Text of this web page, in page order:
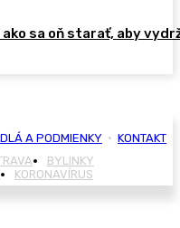
sa oň starať, aby
A PODMIENKY • KONTAKT
BYLINKY
KORONAVÍRUS